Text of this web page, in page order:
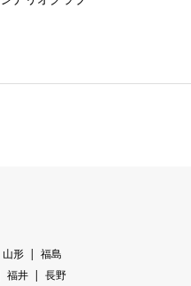
山形
福島
福井
長野